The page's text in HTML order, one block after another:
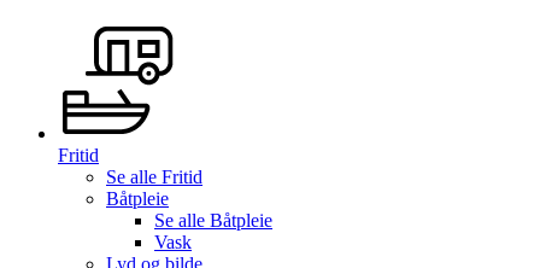
Fritid
Se alle Fritid
Båtpleie
Se alle Båtpleie
Vask
Lyd og bilde